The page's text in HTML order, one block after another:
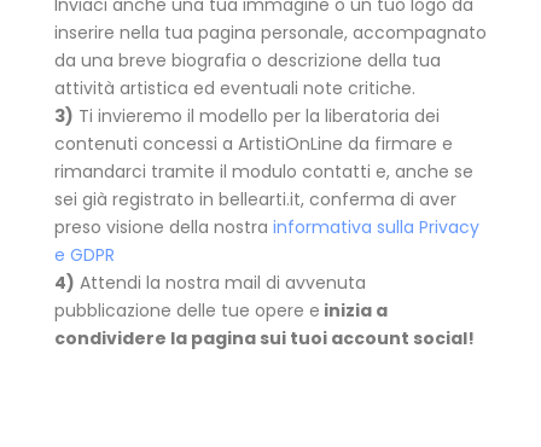
Inviaci anche una tua immagine o un tuo logo da
inserire nella tua pagina personale, accompagnato
da una breve biografia o descrizione della tua
attività artistica ed eventuali note critiche.
3) Ti invieremo il modello per la liberatoria dei
contenuti concessi a ArtistiOnLine da firmare e
rimandarci tramite il modulo contatti e, anche se
sei già registrato in bellearti.it, conferma di aver
preso visione della nostra informativa sulla Privacy
e GDPR
4) Attendi la nostra mail di avvenuta
pubblicazione delle tue opere e inizia a
condividere la pagina sui tuoi account social!